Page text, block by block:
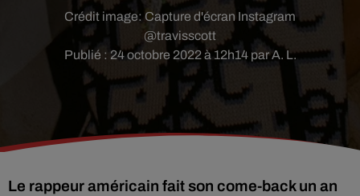
Publié : 24 octobre 2022 à 12h14 par A. L.
Crédit image: Capture d'écran Instagram
@travisscott
Le rappeur américain fait son come-back un an